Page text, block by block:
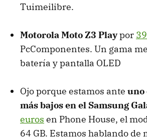
Tuimeilibre.
Motorola Moto Z3 Playpor
PcComponentes. Un gama
batería y pantalla OLED
Ojo porque estamos ante uno
más bajos en el Samsung
euros en Phone House, el
64 GB. Estamos hablando de